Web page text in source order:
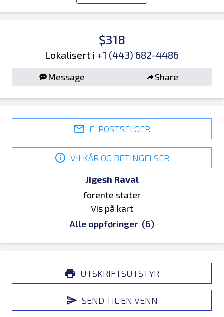
$318
Lokalisert i +1 (443) 682-4486
Message Share
E-POSTSELGER
VILKÅR OG BETINGELSER
Jigesh Raval
forente stater
Vis på kart
Alle oppføringer (6)
UTSKRIFTSUTSTYR
SEND TIL EN VENN